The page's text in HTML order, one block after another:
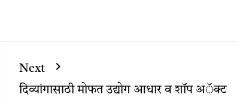
Next
दिव्यांगासाठी मोफत उद्योग आधार व शॉप अॅक्ट